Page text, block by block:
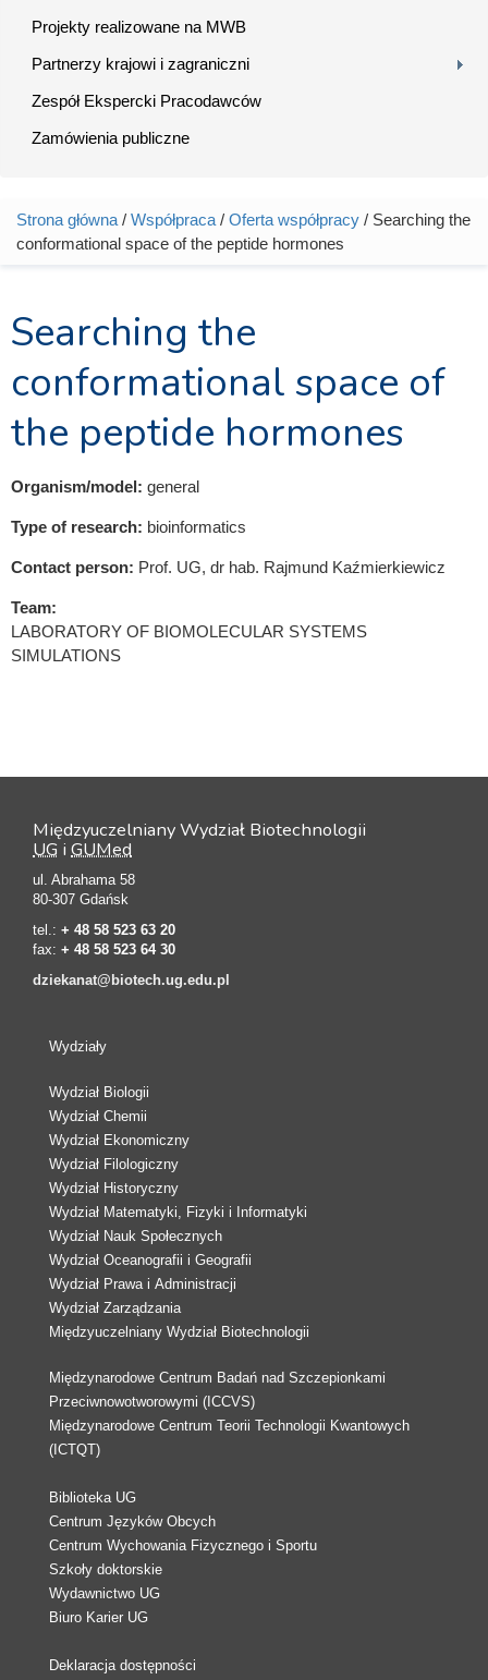
Projekty realizowane na MWB
Partnerzy krajowi i zagraniczni
Zespół Ekspercki Pracodawców
Zamówienia publiczne
Jesteś tutaj
Strona główna / Współpraca / Oferta współpracy / Searching the
conformational space of the peptide hormones
Searching the
conformational space of
the peptide hormones
Organism/model: general
Type of research: bioinformatics
Contact person: Prof. UG, dr hab. Rajmund Kaźmierkiewicz
Team:
LABORATORY OF BIOMOLECULAR SYSTEMS
SIMULATIONS
Międzyuczelniany Wydział Biotechnologii
UG i GUMed
ul. Abrahama 58
80-307 Gdańsk
tel.: + 48 58 523 63 20
fax: + 48 58 523 64 30
dziekanat@biotech.ug.edu.pl
Wydziały
Wydział Biologii
Wydział Chemii
Wydział Ekonomiczny
Wydział Filologiczny
Wydział Historyczny
Wydział Matematyki, Fizyki i Informatyki
Wydział Nauk Społecznych
Wydział Oceanografii i Geografii
Wydział Prawa i Administracji
Wydział Zarządzania
Międzyuczelniany Wydział Biotechnologii
Międzynarodowe Centrum Badań nad Szczepionkami
Przeciwnowotworowymi (ICCVS)
Międzynarodowe Centrum Teorii Technologii Kwantowych
(ICTQT)
Biblioteka UG
Centrum Języków Obcych
Centrum Wychowania Fizycznego i Sportu
Szkoły doktorskie
Wydawnictwo UG
Biuro Karier UG
Deklaracja dostępności